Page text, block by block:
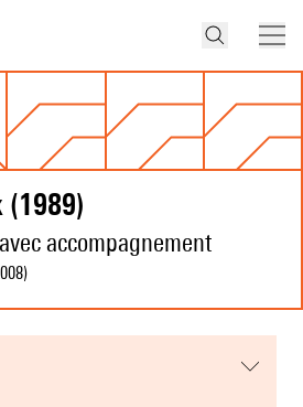
(1989)
accompagnement
)